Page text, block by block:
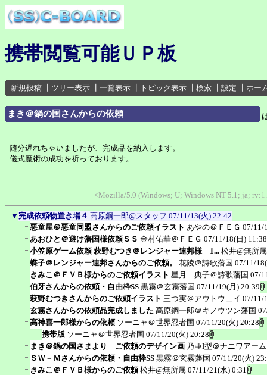
携帯閲覧可能ＵＰ板
新規投稿 ツリー表示 一覧表示 トピック表示 検索 設定 ホー
まき＠鍋の国さんからの依頼
随分遅れちゃいましたが、完成品を納入します。
儀式魔術の成功を祈っております。
<Mozilla/5.0 (Windows; U; Windows NT 5.1; ja;
▼ 完成依頼物置き場４ 高原鋼一郎@スタッフ 07/11/13(火) 22:42
悪童屋＠悪童同盟さんからのご依頼イラスト あやの＠ＦＥＧ 07/11/
あおひと＠避け藩国様依頼ＳＳ 金村佑華＠ＦＥＧ 07/11/18(日) 11:38
小笠原ゲーム依頼 萩野むつき＠レンジャー連邦様 1... 松井@無所属
蝶子＠レンジャー連邦さんからのご依頼。
花陵＠詩歌藩国 07/11/
きみこ＠ＦＶＢ様からのご依頼イラスト 星月 典子＠詩歌藩国 07/
伯牙さんからの依頼・自由枠SS 黒霧＠玄霧藩国 07/11/19(月) 20:39
萩野むつきさんからのご依頼イラスト 三つ実＠アウトウェイ 07/11/
玄霧さんからの依頼品完成しました 高原鋼一郎＠キノウツン藩国
高神喜一郎様からの依頼 ソーニャ＠世界忍者国 07/11/20(火) 20:28
携帯版 ソーニャ＠世界忍者国 07/11/20(火) 20:28
まき＠鍋の国さまより ご依頼のデザイン画 乃亜I型＠ナニワアー
ＳＷ－Ｍさんからの依頼・自由枠SS 黒霧＠玄霧藩国 07/11/20(火)
きみこ＠ＦＶＢ様からのご依頼 松井@無所属 07/11/21(水) 0:31